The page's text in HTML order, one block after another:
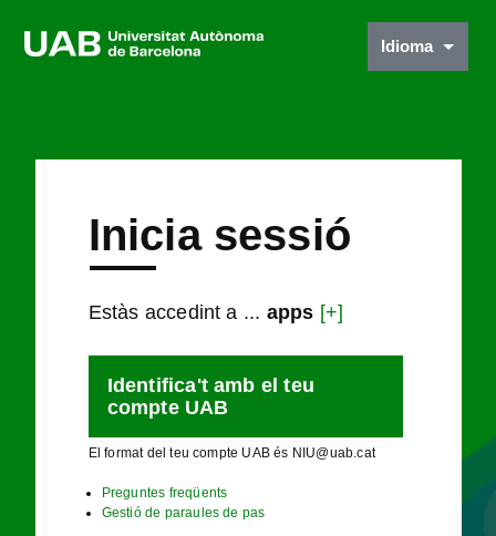
Idioma
Inicia sessió
Estàs accedint a ... apps [+]
Identifica't amb el teu
compte UAB
El format del teu compte UAB és NIU@uab.cat
Preguntes freqüents
Gestió de paraules de pas